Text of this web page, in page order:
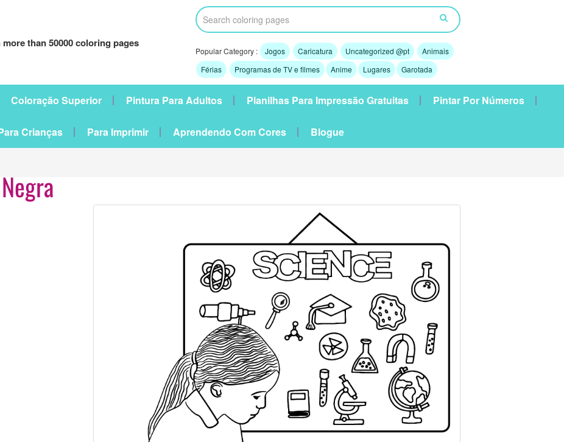
than 50000 coloring pages
Popular Category : Jogos Caricatura Uncategorized @pt
Animais
Férias
Programas de TV e filmes Anime Lugares Garotada
Coloração Superior Pintura Para Adultos Planilhas Para Impressão Gratuitas Pintar Por Números
Crianças Para Imprimir Aprendendo Com Cores Blogue